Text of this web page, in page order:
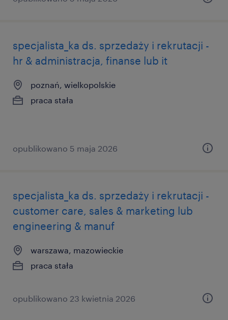
specjalista_ka ds. sprzedaży i rekrutacji -
hr & administracja, finanse lub it
poznań, wielkopolskie
praca stała
opublikowano 5 maja 2026
specjalista_ka ds. sprzedaży i rekrutacji -
customer care, sales & marketing lub
engineering & manuf
warszawa, mazowieckie
praca stała
opublikowano 23 kwietnia 2026